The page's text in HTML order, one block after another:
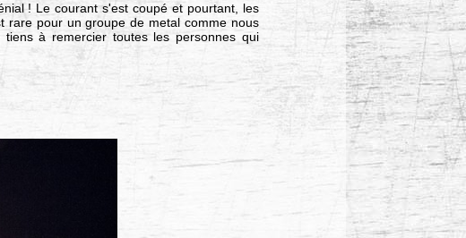
! Le courant s'est coupé et pourtant, les
rare pour un groupe de metal comme nous
à remercier toutes les personnes qui